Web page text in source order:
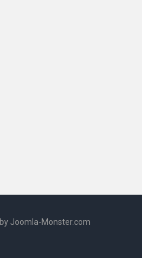
by Joomla-Monster.com